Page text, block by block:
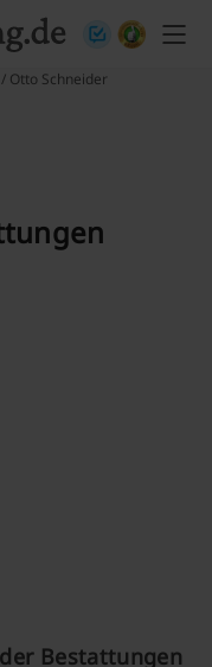
/ Otto Schneider
Bestattungen